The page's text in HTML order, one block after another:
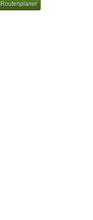
Routenplaner